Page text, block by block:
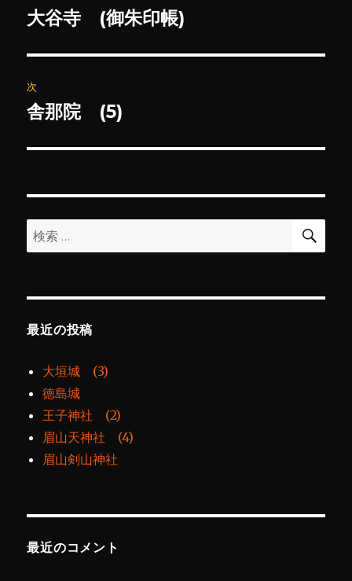
稿
ビ
ゲ
ー
ン
前
投
稿:
大谷寺 (御朱印帳)
次
次
投
舎那院 (5)
検
索:
検
最近の投稿
大垣城 (3)
徳島城
王子神社 (2)
眉山天神社 (4)
眉山剣山神社
最近のコメント